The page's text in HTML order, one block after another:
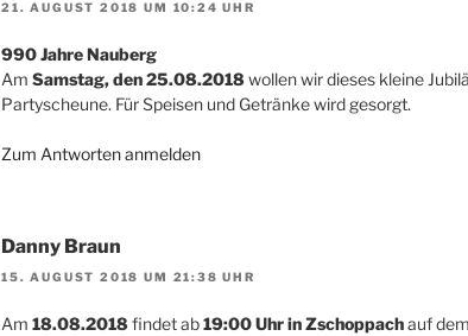
21. AUGUST 2018 UM 10:24 UHR
990 Jahre Nauberg
Am Samstag, den 25.08.2018 wollen wir dieses kleine
Partyscheune. Für Speisen und Getränke wird gesorgt.
Zum Antworten anmelden
Danny Braun
15. AUGUST 2018 UM 21:38 UHR
Am 18.08.2018 findet ab19:00 Uhr in Zschoppachauf